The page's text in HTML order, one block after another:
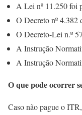
A Lei nº 11.250 foi
O Decreto nº 4.382
O Decreto-Lei n.º
A Instrução
A Instrução
O que pode ocorrer
Caso não pague o